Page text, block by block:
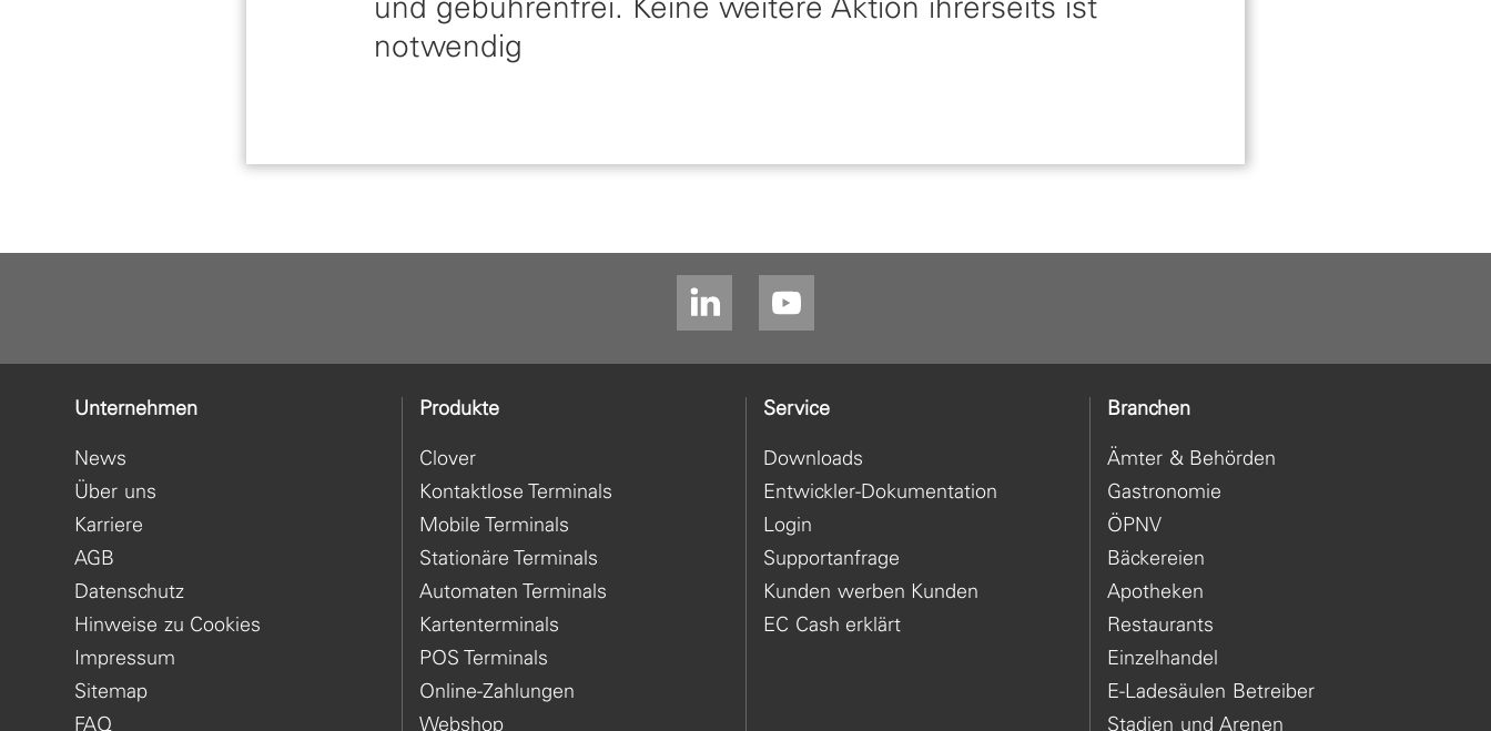
notwendig
Unternehmen
News
Über uns
Karriere
AGB
Datenschutz
Hinweise zu Cookies
Impressum
Sitemap
FAQ
Produkte
Clover
Kontaktlose Terminals
Mobile Terminals
Stationäre Terminals
Automaten Terminals
Kartenterminals
POS Terminals
Online-Zahlungen
Webshop
Service
Downloads
Entwickler-Dokumentation
Login
Supportanfrage
Kunden werben Kunden
EC Cash erklärt
Branchen
Ämter & Behörden
Gastronomie
ÖPNV
Bäckereien
Apotheken
Restaurants
Einzelhandel
E-Ladesäulen Betreiber
Stadien und Arenen